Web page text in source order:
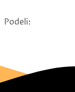
Podeli: